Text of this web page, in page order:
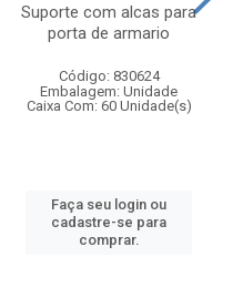
Suporte com alcas para
porta de armario
Código: 830624
Embalagem: Unidade
Caixa Com: 60 Unidade(s)
Faça seu login ou
cadastre-se para
comprar.